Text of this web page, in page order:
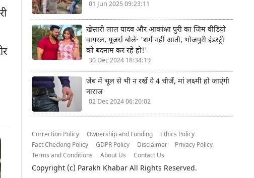
01 Jun 2025 09:23:11
खेसारी लाल यादव और आकांक्षा पुरी का जिम वीडियो
वायरल, यूजर्स बोले- 'शर्म नहीं आती, भोजपुरी इंडस्ट्री
को बदनाम कर रहे हो!'
30 Dec 2024 18:34:19
जेब में भूल से भी न रखें ये 4 चीजें, मां लक्ष्मी हो जाएंगी
नाराज
02 Dec 2024 06:20:02
Correction Policy Ownership and Funding
Ethics Policy
Fact Checking Policy
GDPR Policy Disclaimer
Privacy Policy
Terms and Conditions
About Us Contact Us
Copyright (c) Parakh Khabar All Rights Reserved.